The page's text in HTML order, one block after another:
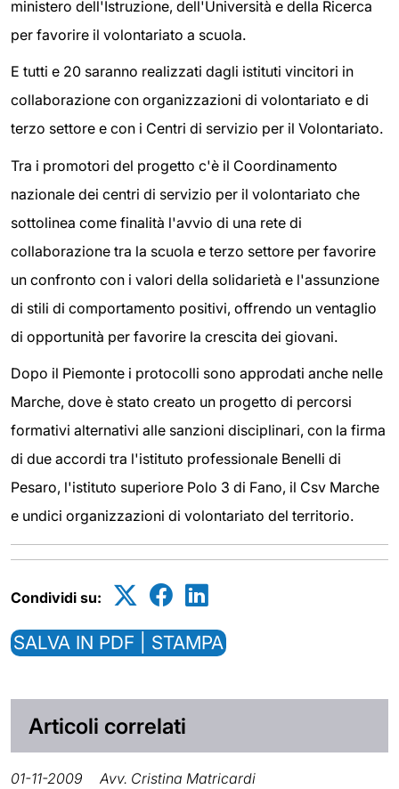
ministero dell'Istruzione, dell'Università e della Ricerca
per favorire il volontariato a scuola.
E tutti e 20 saranno realizzati dagli istituti vincitori in
collaborazione con organizzazioni di volontariato e di
terzo settore e con i Centri di servizio per il Volontariato.
Tra i promotori del progetto c'è il Coordinamento
nazionale dei centri di servizio per il volontariato che
sottolinea come finalità l'avvio di una rete di
collaborazione tra la scuola e terzo settore per favorire
un confronto con i valori della solidarietà e l'assunzione
di stili di comportamento positivi, offrendo un ventaglio
di opportunità per favorire la crescita dei giovani.
Dopo il Piemonte i protocolli sono approdati anche nelle
Marche, dove è stato creato un progetto di percorsi
formativi alternativi alle sanzioni disciplinari, con la firma
di due accordi tra l'istituto professionale Benelli di
Pesaro, l'istituto superiore Polo 3 di Fano, il Csv Marche
e undici organizzazioni di volontariato del territorio.
Condividi su:
SALVA IN PDF | STAMPA
Articoli correlati
01-11-2009 Avv. Cristina Matricardi